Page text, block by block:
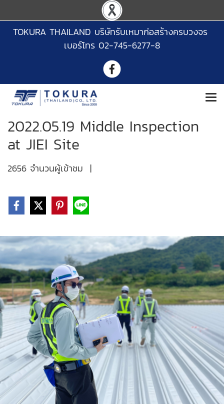
TOKURA THAILAND บริษัทรับเหมาก่อสร้างครบวงจร
เบอร์โทร 02-745-6277-8
2022.05.19 Middle Inspection
at JIEI Site
2656 จำนวนผู้เข้าชม |